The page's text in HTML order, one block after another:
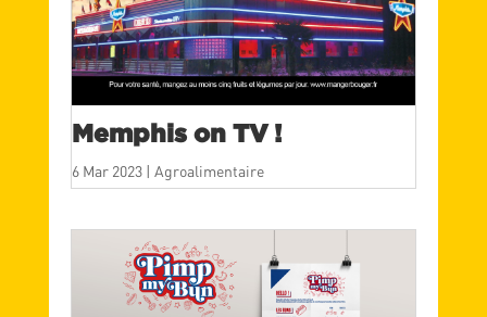
Memphis on TV !
6 Mar 2023| Agroalimentaire